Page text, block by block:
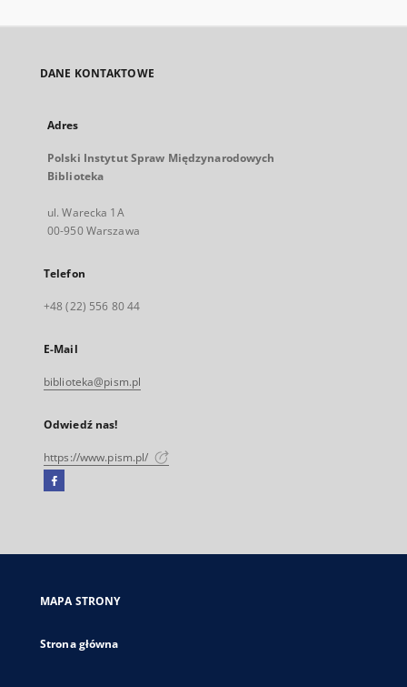
DANE KONTAKTOWE
Adres
Polski Instytut Spraw Międzynarodowych
Biblioteka
ul. Warecka 1A
00-950 Warszawa
Telefon
+48 (22) 556 80 44
E-Mail
biblioteka@pism.pl
Odwiedź nas!
https://www.pism.pl/
Facebook
się
karcie
MAPA STRONY
Strona główna